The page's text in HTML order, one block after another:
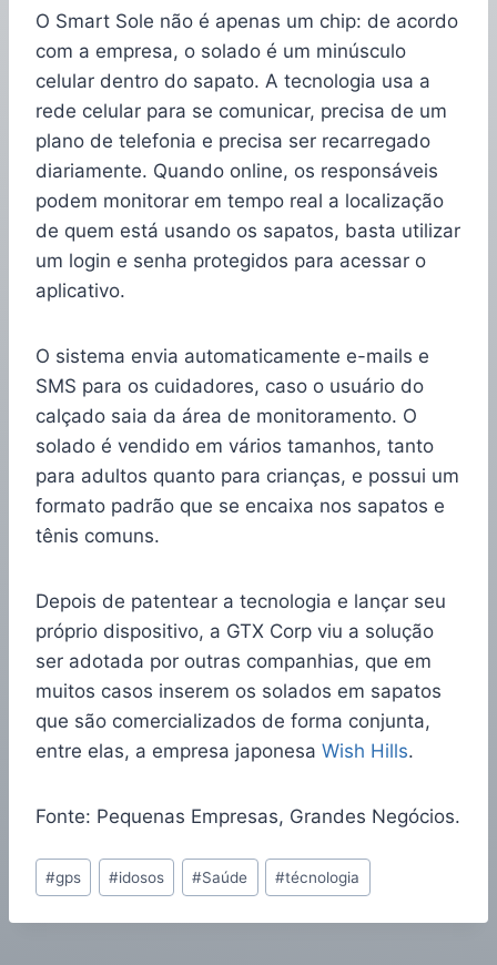
O Smart Sole não é apenas um chip: de acordo
com a empresa, o solado é um minúsculo
celular dentro do sapato. A tecnologia usa a
rede celular para se comunicar, precisa de um
plano de telefonia e precisa ser recarregado
diariamente. Quando online, os responsáveis
podem monitorar em tempo real a localização
de quem está usando os sapatos, basta utilizar
um login e senha protegidos para acessar o
aplicativo.
O sistema envia automaticamente e-mails e
SMS para os cuidadores, caso o usuário do
calçado saia da área de monitoramento. O
solado é vendido em vários tamanhos, tanto
para adultos quanto para crianças, e possui um
formato padrão que se encaixa nos sapatos e
tênis comuns.
Depois de patentear a tecnologia e lançar seu
próprio dispositivo, a GTX Corp viu a solução
ser adotada por outras companhias, que em
muitos casos inserem os solados em sapatos
que são comercializados de forma conjunta,
entre elas, a empresa japonesa Wish Hills.
Fonte: Pequenas Empresas, Grandes Negócios.
#gps #idosos #Saúde #técnologia